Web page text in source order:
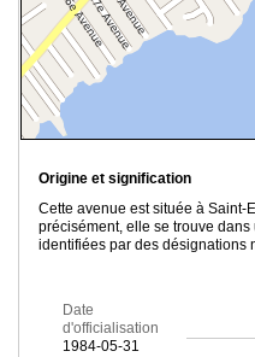
Origine et signification
Cette avenue est située à Saint-
précisément, elle se trouve
identifiées par des désignations
Date
d'officialisation
1984-05-31